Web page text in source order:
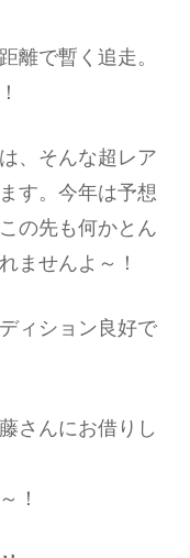
離で暫く追走。
、そんな超レア
す。今年は予想
の先も何かとん
ませんよ～！
ィション良好で
さんにお借りし
！